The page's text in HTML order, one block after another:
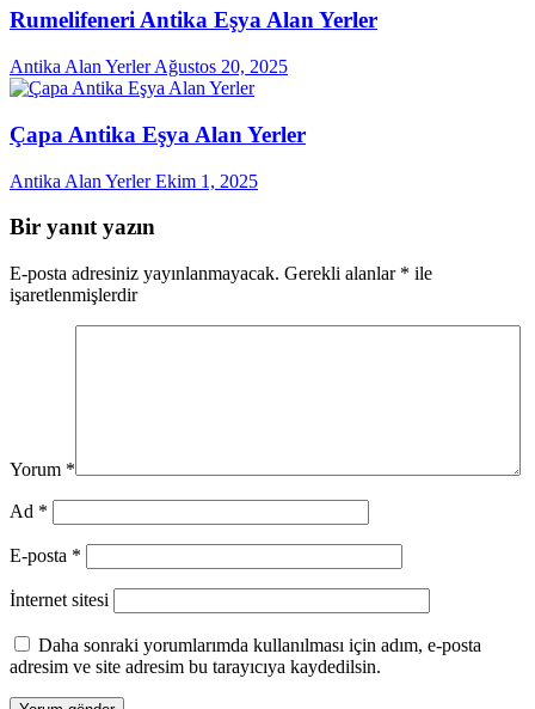
Rumelifeneri Antika Eşya Alan Yerler
Antika Alan Yerler Ağustos 20, 2025
Çapa Antika Eşya Alan Yerler
Antika Alan Yerler Ekim 1, 2025
Bir yanıt yazın
E-posta adresiniz yayınlanmayacak. Gerekli alanlar * ile
işaretlenmişlerdir
Yorum *
Ad *
E-posta *
İnternet sitesi
Daha sonraki yorumlarımda kullanılması için adım, e-posta
adresim ve site adresim bu tarayıcıya kaydedilsin.